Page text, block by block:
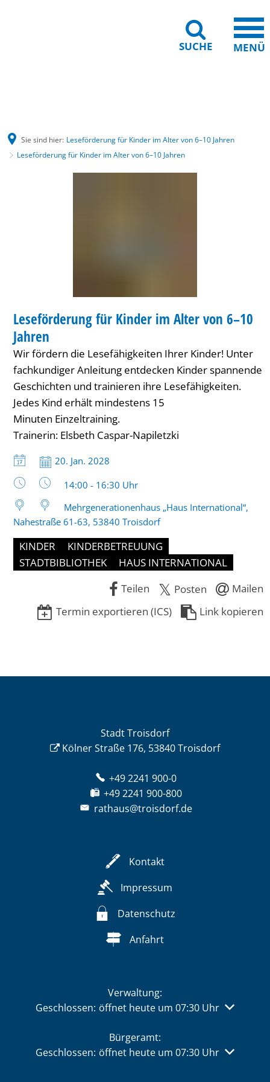
SUCHE MENÜ
Sie sind hier: Leseförderung für Kinder im Alter von 6–10 Jahren
Leseförderung für Kinder im Alter von 6–10 Jahren
Jahren
KATEGORIE: KINDER
Leseförderung für Kinder im Alter von 6–10
Jahren
Wir fördern die Lesefähigkeiten Ihrer Kinder! Unter
fachkundiger Anleitung entdecken Kinder spannende
Geschichten und trainieren ihre Lesefähigkeiten.
Jedes Kind erhält mindestens 15
Minuten Einzeltraining.
Trainerin: Elsbeth Caspar-Napiletzki
Datum:
20. Jan. 2028
Uhrzeit:
14:00 - 16:30 Uhr
Mehrgenerationenhaus „Haus International“,
Nahestraße 61-63, 53840 Troisdorf
KINDER
KINDERBETREUUNG
STADTBIBLIOTHEK
HAUS INTERNATIONAL
Teilen
Posten
Mailen
Termin exportieren (ICS)
Link kopieren
Stadt Troisdorf
Kölner Straße 176, 53840 Troisdorf
+49 2241 900-0
+49 2241 900-800
rathaus@troisdorf.de
Kontakt
Impressum
Datenschutz
Anfahrt
Verwaltung:
Klicken, um weitere Öffnungs- oder Schließzeiten
Geschlossen: öffnet heute um 07:30 Uhr
Bürgeramt:
Klicken, um weitere Öffnungs- oder Schließzeiten
Geschlossen: öffnet heute um 07:30 Uhr